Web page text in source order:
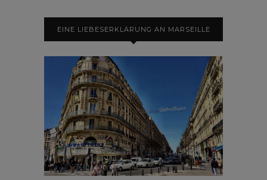
EINE LIEBESERKLÄRUNG AN MARSEILLE